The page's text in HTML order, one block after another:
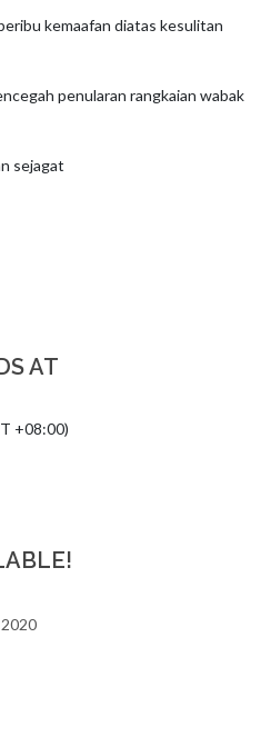
kemaafan diatas kesulitan
penularan rangkaian wabak
sejagat
AT
+08:00)